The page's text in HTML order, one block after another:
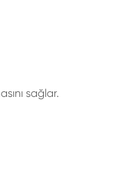
sağlar.